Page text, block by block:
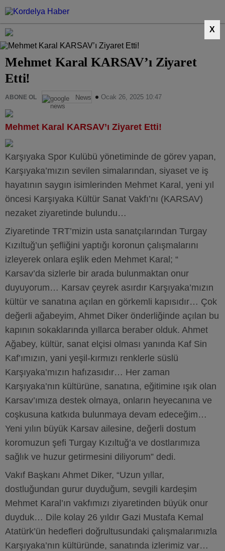
X
Mehmet Karal KARSAV’ı Ziyaret
Etti!
ABONE OL News Ocak 26, 2025 10:47
Mehmet Karal KARSAV’ı Ziyaret Etti!
Karşıyaka Spor Kulübü yönetiminde de görev yapan,
Karşıyaka’mızın sevilen simalarından, siyaset ve iş
hayatının saygın isimlerinden Mehmet Karal, yeni yıl
öncesi Karşıyaka Kültür Sanat Vakfı’nı (KARSAV)
nezaket ziyaretinde bulundu…
Ziyaretinde TRT’mizin usta sanatçılarından Turgay
Kızıltuğ’un şefliğini yaptığı koronun çalışmalarını
izleyerek onlara eşlik eden Mehmet Karal; “
Karsav’da sizlerle bir arada bulunmaktan onur
duyuyorum… Karsav çeyrek asırdır Karşıyaka’mızın
kültür ve sanatına açılan en görkemli kapısıdır… Çok
değerli ağabeyim, Ahmet Diker önderliğinde açılan bu
kapının sokaklarında yıllarca beraber olduk. Ahmet
Ağabey, kültür, sanat elçisi olması yanında Kaf Sin
Kaf’ımızın, yani yeşil-kırmızı renklerle süslü
Karşıyaka’mızın hafızasıdır… Her zaman
Karşıyaka’nın kültürüne, sanatına, eğitimine ışık olan
Karsav’ımıza destek olmaya, onların heyecanına ve
coşkusuna katkıda bulunmaya devam edeceğim…
Yeni yılın büyük Karsav ailesine, değerli dostum
koromuzun şefi Turgay Kızıltuğ’a ve dostlarımıza
sağlık ve huzur getirmesini diliyorum” dedi.
Vakıf Başkanı Ahmet Diker, “Uzun yıllar,
dostluğundan gurur duyduğum, sevgili kardeşim
Mehmet Karal’ın vakfımızı ziyaretinden büyük onur
duyduk… Dile kolay 26 yıldır Gazi Mustafa Kemal
Atatürk’ün hedefleri doğrultusundaki çalışmalarımızla
Karşıyaka’nın kültüründe, sanatında izlerimiz var…